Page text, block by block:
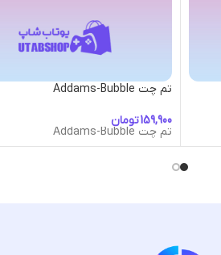
تم چت Addams-Bubble
تومان
تم چت Addams-Bubble